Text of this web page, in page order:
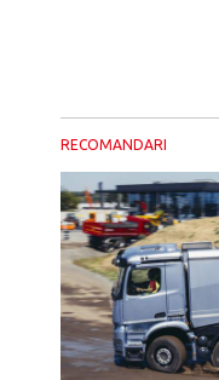
RECOMANDARI